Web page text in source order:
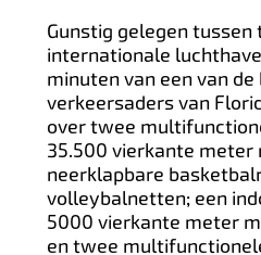
Gunstig gelegen
internationale
minuten van een van
verkeersaders van
over twee
35.500 vierkante meter
neerklapbare
volleybalnetten; een
5000 vierkante meter
en twee